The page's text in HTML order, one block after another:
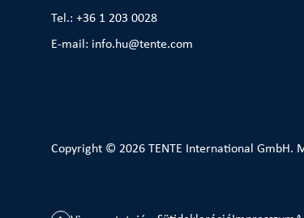
Tel.: +36 1 203 0028
E-mail: info.hu@tente.com
Copyright © 2026 TENTE International GmbH.